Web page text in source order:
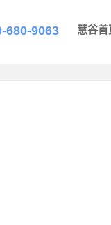
680-9063 慧谷首